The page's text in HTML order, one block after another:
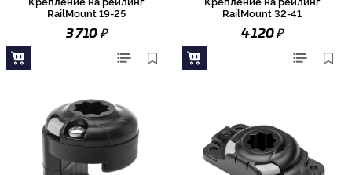
RailMount 19-25
3 710₽
RailMount 32-41
4 120₽